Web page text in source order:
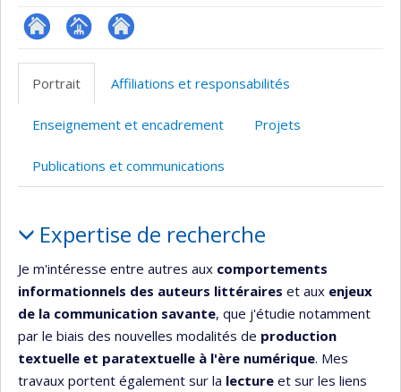
ResearchGate
Page
professionnelle
(faculté,département,école)
Autre
site
Portrait Affiliations et responsabilités
Enseignement et encadrement Projets
Publications et communications
Expertise de recherche
Je m'intéresse entre autres aux comportements
informationnels des auteurs littéraires et aux enjeux
de la communication savante, que j'étudie notamment
par le biais des nouvelles modalités de production
textuelle et paratextuelle à l'ère numérique. Mes
travaux portent également sur la lecture et sur les liens